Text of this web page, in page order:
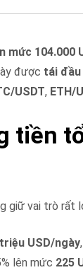
mức 104.000
được tái
USDT, ETH/
tiền
giữ vai trò rất
USD/ngày
lên mức 225